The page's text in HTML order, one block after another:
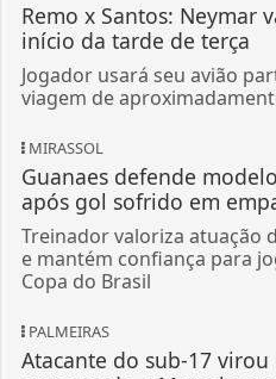
Remo x Santos: Neymar
início da tarde de terça
Jogador usará seu avião
viagem de
MIRASSOL
Guanaes defende
após gol sofrido em
Treinador valoriza atuação
e mantém confiança para
Copa do Brasil
PALMEIRAS
Atacante do sub-17